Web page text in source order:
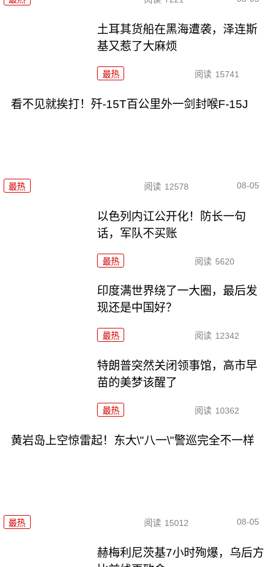
土耳其货船在黑海遭袭，泽连斯
基又惹了大麻烦
最热 阅读 15741
看不见就挨打！歼-15T百公里外一剑封喉F-15J
最热 阅读 12578 08-05
以色列内讧公开化！防长一句
话，军队不买账
最热 阅读 5620
印度满世界绕了一大圈，最后发
现还是中国好？
最热 阅读 12342
特朗普突然关闭领事馆，高市早
苗的美梦该醒了
最热 阅读 10362
黄岩岛上空惊雷起！东大\"八一\"警巡完全不一样
最热 阅读 15012 08-05
赫梅利尼茨基7小时殉爆，乌后方